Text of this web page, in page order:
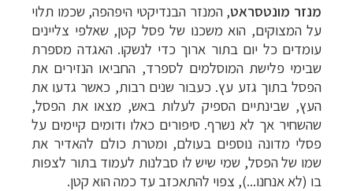
מנזר מונטסראט, המנזר הבנדיקטי היפהפה, שכמו תלוי
על המצוקים, הוא משכנו של פסל קטן, שאלפי צליינים
עומדים כל יום בתור ארוך כדי לנשקו. האגדה מספרת
שבימי פלישת המוסלמים לספרד, החביאו הנזירים את
הפסל בתוך גזע עץ. כעבור שנים רבות, כאשר גדעו את
העץ, שבינתיים הספיק לעלות באש, מצאו את הפסל,
שהשחיר אך לא נשרף. סיפורים כאלו ודומים קיימים על
פסלי מדונה נוספים בעולם, ומטרת כולם להאדיר את
שמו של הפסל, שמי שיש לו סבלנות לעמוד בתור לצפות
בו (לא אנחנו...), צפוי להתאכזב עד כמה הוא קטן.